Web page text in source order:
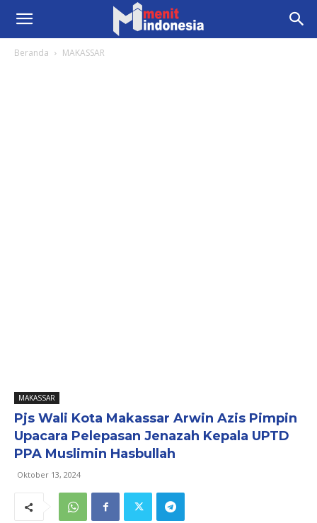
Beranda MAKASSAR
MAKASSAR
Pjs Wali Kota Makassar Arwin Azis Pimpin
Upacara Pelepasan Jenazah Kepala UPTD
PPA Muslimin Hasbullah
Oktober 13, 2024